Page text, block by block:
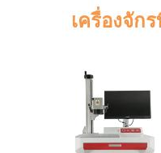
เครื่องจัก